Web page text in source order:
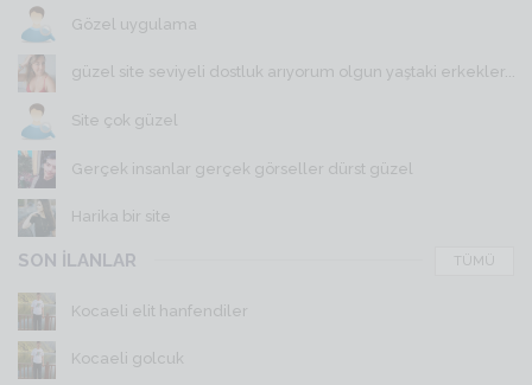
Gözel uygulama
güzel site seviyeli dostluk arıyorum olgun yaştaki erkekler...
Site çok güzel
Gerçek insanlar gerçek görseller dürst güzel
Harika bir site
SON İLANLAR TÜMÜ
Kocaeli elit hanfendiler
Kocaeli golcuk